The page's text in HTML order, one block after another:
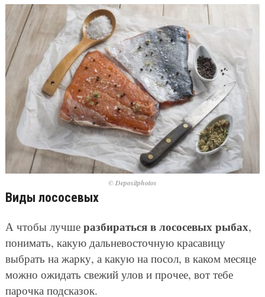
© Depositphotos
Виды лососевых
А чтобы лучше разбираться в лососевых рыбах,
понимать, какую дальневосточную красавицу
выбрать на жарку, а какую на посол, в каком месяце
можно ожидать свежий улов и прочее, вот тебе
парочка подсказок.